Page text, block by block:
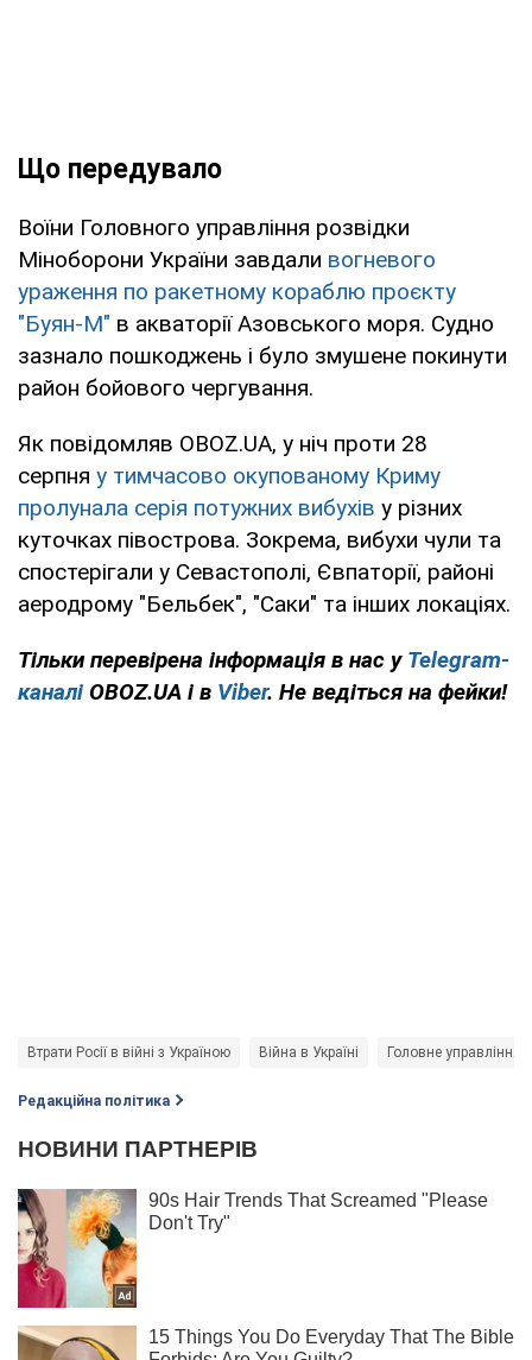
Що передувало
Воїни Головного управління розвідки
Міноборони України завдали вогневого
ураження по ракетному кораблю проєкту
"Буян-М" в акваторії Азовського моря. Судно
зазнало пошкоджень і було змушене покинути
район бойового чергування.
Як повідомляв OBOZ.UA, у ніч проти 28
серпня у тимчасово окупованому Криму
пролунала серія потужних вибухів у різних
куточках півострова. Зокрема, вибухи чули та
спостерігали у Севастополі, Євпаторії, районі
аеродрому "Бельбек", "Саки" та інших локаціях.
Тільки перевірена інформація в нас у Telegram-
каналі OBOZ.UA і в Viber. Не ведіться на фейки!
Втрати Росії в війні з Україною Війна в Україні Головне управління
Редакційна політика